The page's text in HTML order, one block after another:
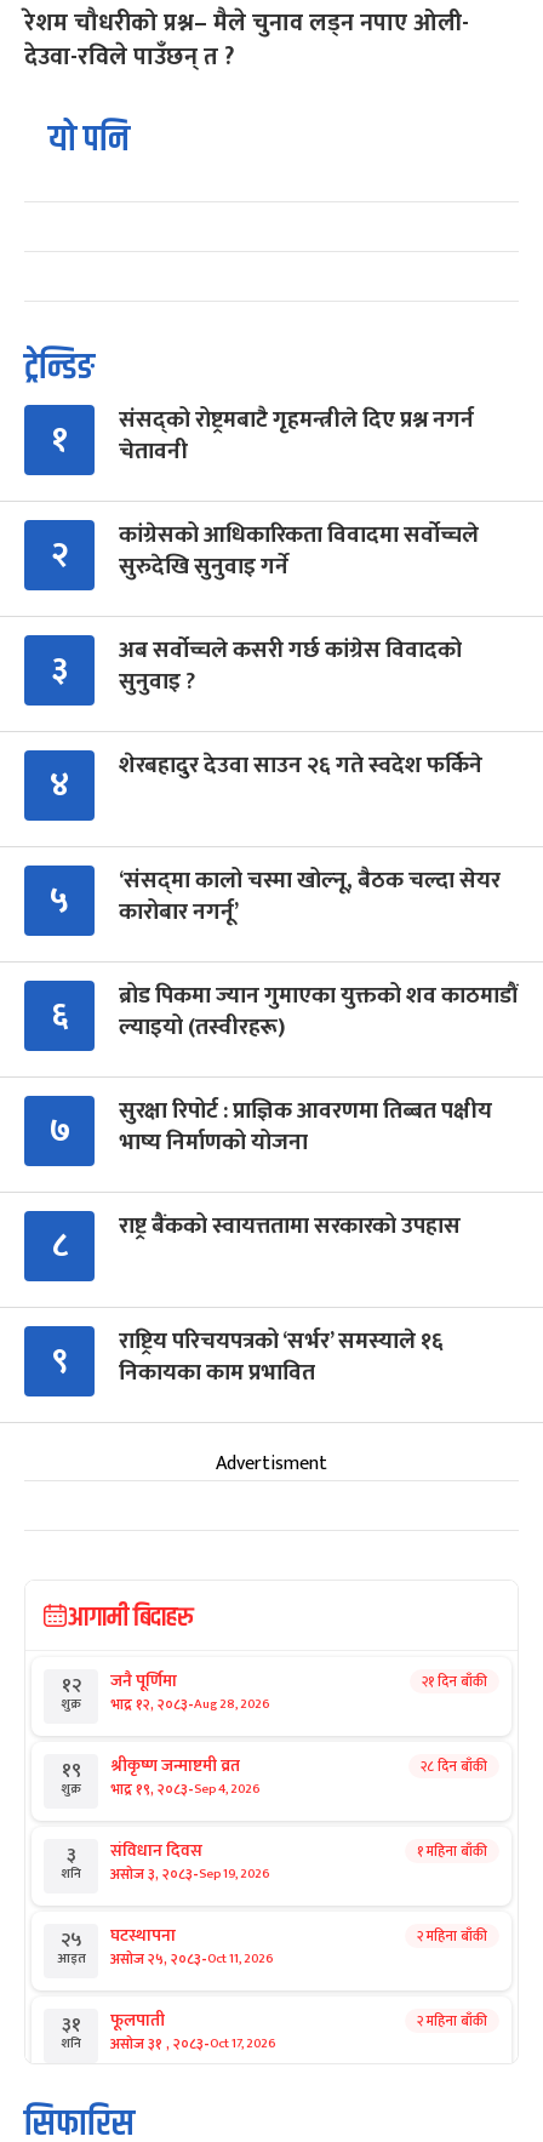
रेशम चौधरीको प्रश्न– मैले चुनाव लड्न नपाए ओली-
देउवा-रविले पाउँछन् त ?
यो पनि
ट्रेन्डिङ
१
संसद्को रोष्ट्रमबाटै गृहमन्त्रीले दिए प्रश्न नगर्न
चेतावनी
२
कांग्रेसको आधिकारिकता विवादमा सर्वोच्चले
सुरुदेखि सुनुवाइ गर्ने
३
अब सर्वोच्चले कसरी गर्छ कांग्रेस विवादको
सुनुवाइ ?
४ शेरबहादुर देउवा साउन २६ गते स्वदेश फर्किने
५
‘संसद्‍मा कालो चस्मा खोल्नू, बैठक चल्दा सेयर
कारोबार नगर्नू’
६
ब्रोड पिकमा ज्यान गुमाएका युक्तको शव काठमाडौं
ल्याइयो (तस्वीरहरू)
७
सुरक्षा रिपोर्ट : प्राज्ञिक आवरणमा तिब्बत पक्षीय
भाष्य निर्माणको योजना
८ राष्ट्र बैंकको स्वायत्ततामा सरकारको उपहास
९
राष्ट्रिय परिचयपत्रको ‘सर्भर’ समस्याले १६
निकायका काम प्रभावित
Advertisment
आगामी बिदाहरु
१२
शुक्र
जनै पूर्णिमा
भाद्र १२, २०८३-Aug 28, 2026
२१ दिन बाँकी
१९
शुक्र
श्रीकृष्ण जन्माष्टमी व्रत
भाद्र १९, २०८३-Sep 4, 2026
२८ दिन बाँकी
३
शनि
संविधान दिवस
असोज ३, २०८३-Sep 19, 2026
१ महिना बाँकी
२५
आइत
घटस्थापना
असोज २५, २०८३-Oct 11, 2026
२ महिना बाँकी
३१
शनि
फूलपाती
असोज ३१ , २०८३-Oct 17, 2026
२ महिना बाँकी
१
आइत
कार्तिक सङ्क्रान्ति
कार्तिक १, २०८३
सिफारिस